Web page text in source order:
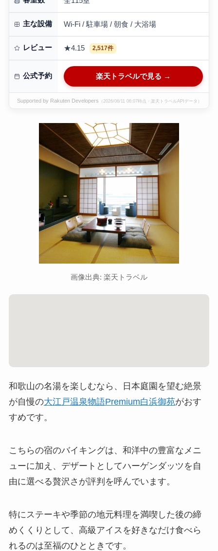
主な設備 Wi-Fi / 駐車場 / 朝食 / 大浴場
レビュー ★4.15 2,517件
公式予約 楽天トラベルで見る →
Supported by Rakuten Developers （2026/06/11 06:07時点・楽天トラベルAPIデータ）
画像出典: 楽天トラベル
和歌山の名湯を楽しむなら、日本庭園を望む絶景
が自慢の大江戸温泉物語Premium白浜御苑がおす
すめです。
こちらの宿のバイキングは、和洋中の豊富なメニ
ューに加え、デザートとしてハーゲンダッツを自
由に選べる贅沢さが評判を呼んでいます。
特にステーキや季節の地元料理を満喫した後の締
めくくりとして、高級アイスを好きなだけ食べら
れるのは至福のひとときです。